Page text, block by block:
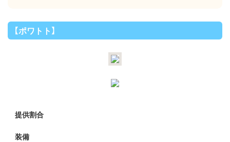
【ポワトト】
提供割合
装備